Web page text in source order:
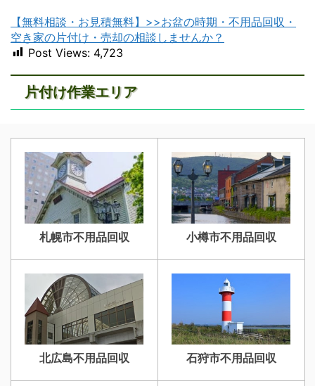
苫小牧不用品回収 室蘭不用品回収
江別不用品回収 岩見沢不用品回収
滝川不用品回収 新十津川不用品回収
【無料相談・お見積無料】>>お盆の時期・不用品回収・
空き家の片付け・売却の相談しませんか？
Post Views: 4,723
片付け作業エリア
札幌市不用品回収 小樽市不用品回収
北広島不用品回収 石狩市不用品回収